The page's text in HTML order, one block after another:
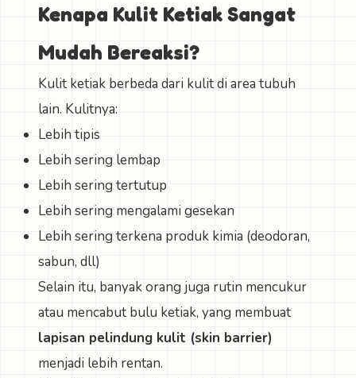
Kenapa Kulit Ketiak Sangat
Mudah Bereaksi?
Kulit ketiak berbeda dari kulit di area tubuh
lain. Kulitnya:
Lebih tipis
Lebih sering lembap
Lebih sering tertutup
Lebih sering mengalami gesekan
Lebih sering terkena produk kimia (deodoran,
sabun, dll)
Selain itu, banyak orang juga rutin mencukur
atau mencabut bulu ketiak, yang membuat
lapisan pelindung kulit (skin barrier)
menjadi lebih rentan.